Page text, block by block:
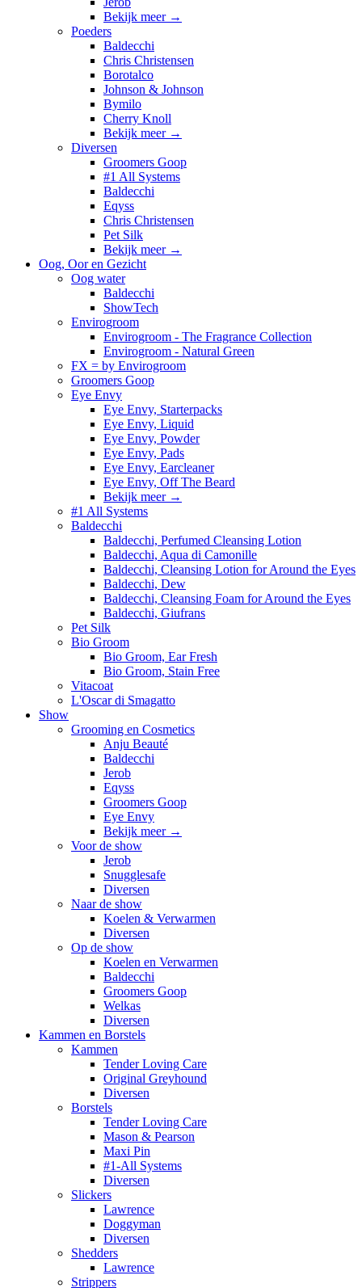
Bekijk meer →
Poeders
Baldecchi
Chris Christensen
Borotalco
Johnson & Johnson
Bymilo
Cherry Knoll
Bekijk meer →
Diversen
Groomers Goop
#1 All Systems
Baldecchi
Eqyss
Chris Christensen
Pet Silk
Bekijk meer →
Oog, Oor en Gezicht
Oog water
Baldecchi
ShowTech
Envirogroom
Envirogroom - The Fragrance Collection
Envirogroom - Natural Green
FX = by Envirogroom
Groomers Goop
Eye Envy
Eye Envy, Starterpacks
Eye Envy, Liquid
Eye Envy, Powder
Eye Envy, Pads
Eye Envy, Earcleaner
Eye Envy, Off The Beard
Bekijk meer →
#1 All Systems
Baldecchi
Baldecchi, Perfumed Cleansing Lotion
Baldecchi, Aqua di Camonille
Baldecchi, Cleansing Lotion for Around the Eyes
Baldecchi, Dew
Baldecchi, Cleansing Foam for Around the Eyes
Baldecchi, Giufrans
Pet Silk
Bio Groom
Bio Groom, Ear Fresh
Bio Groom, Stain Free
Vitacoat
L'Oscar di Smagatto
Show
Grooming en Cosmetics
Anju Beauté
Baldecchi
Jerob
Eqyss
Groomers Goop
Eye Envy
Bekijk meer →
Voor de show
Jerob
Snugglesafe
Diversen
Naar de show
Koelen & Verwarmen
Diversen
Op de show
Koelen en Verwarmen
Baldecchi
Groomers Goop
Welkas
Diversen
Kammen en Borstels
Kammen
Tender Loving Care
Original Greyhound
Diversen
Borstels
Tender Loving Care
Mason & Pearson
Maxi Pin
#1-All Systems
Diversen
Slickers
Lawrence
Doggyman
Diversen
Shedders
Lawrence
Strippers